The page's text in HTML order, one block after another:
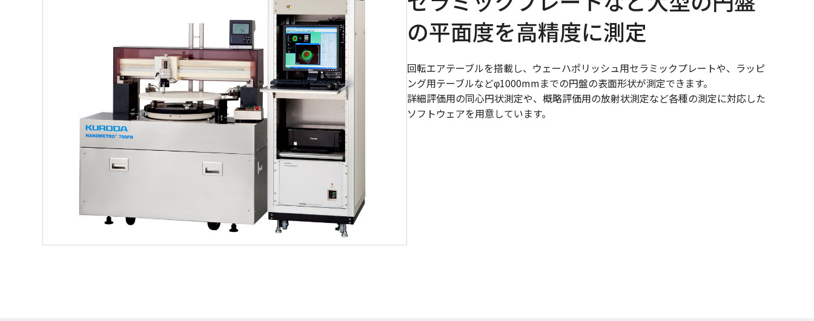
の平面度を高精度に測定
回転エアテーブルを搭載し、ウェーハポリッシュ用セラミックプレートや、ラッピ
ング用テーブルなどφ1000mmまでの円盤の表面形状が測定できます。
詳細評価用の同心円状測定や、概略評価用の放射状測定など各種の測定に対応した
ソフトウェアを用意しています。